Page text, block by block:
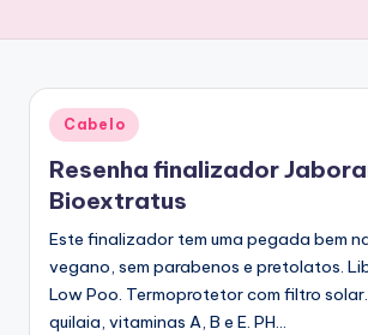
Posted
in
Cabelo
Resenha finalizador
Bioextratus
Este finalizador tem uma pegada bem
vegano, sem parabenos e pretolatos.
Low Poo. Termoprotetor com filtro
quilaia, vitaminas A, B e E. PH…